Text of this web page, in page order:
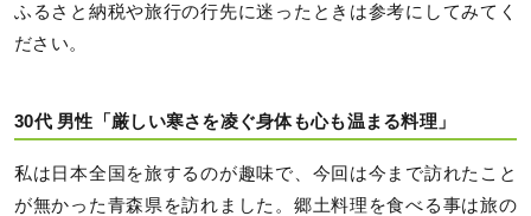
ふるさと納税や旅行の行先に迷ったときは参考にしてみてく
ださい。
30代 男性「厳しい寒さを凌ぐ身体も心も温まる料理」
私は日本全国を旅するのが趣味で、今回は今まで訪れたこと
が無かった青森県を訪れました。郷土料理を食べる事は旅の